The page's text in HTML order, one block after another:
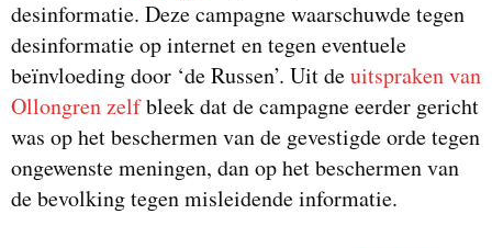
desinformatie. Deze campagne waarschuwde tegen
desinformatie op internet en tegen eventuele
beïnvloeding door ‘de Russen’. Uit deuitspraken van
Ollongren zelfbleek dat de campagne eerder gericht
was op het beschermen van de gevestigde orde tegen
ongewenste meningen, dan op het beschermen van
de bevolking tegen misleidende informatie.